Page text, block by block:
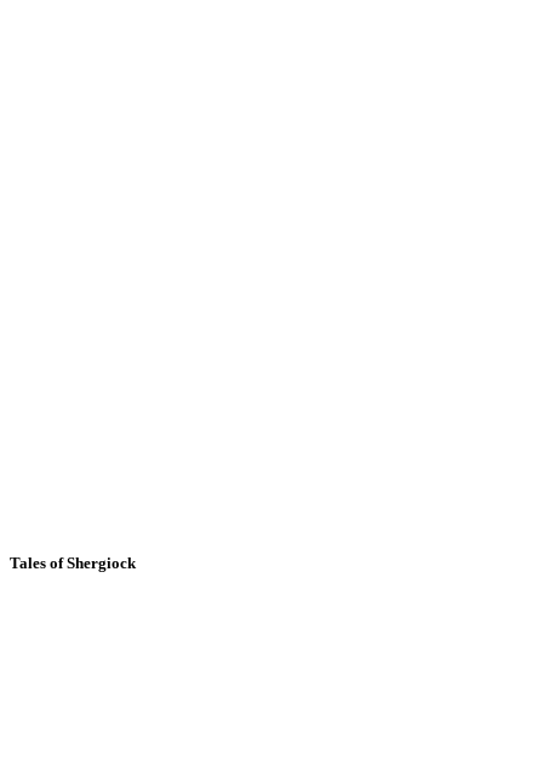
Tales of Shergiock